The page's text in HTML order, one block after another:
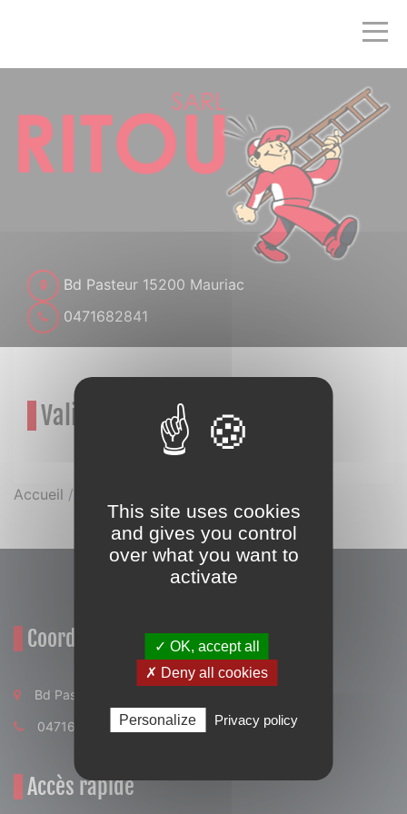
Bd Pasteur 15200 Mauriac
0471682841
Validation de la commande
Accueil /
Coordonnées
Bd Pasteur 15200 Mauriac
0471682841
Accès rapide
This site uses cookies
and gives you control
over what you want to
activate
✓ OK, accept all
✗ Deny all cookies
Personalize Privacy policy